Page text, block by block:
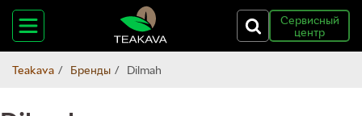
Сервисный
центр
Teakava Бренды Dilmah